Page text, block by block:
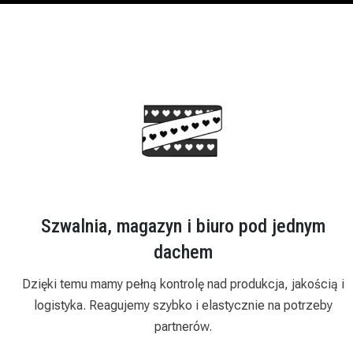
Szwalnia, magazyn i biuro pod jednym
dachem
Dzięki temu mamy pełną kontrolę nad produkcja, jakością i
logistyka. Reagujemy szybko i elastycznie na potrzeby
partnerów.